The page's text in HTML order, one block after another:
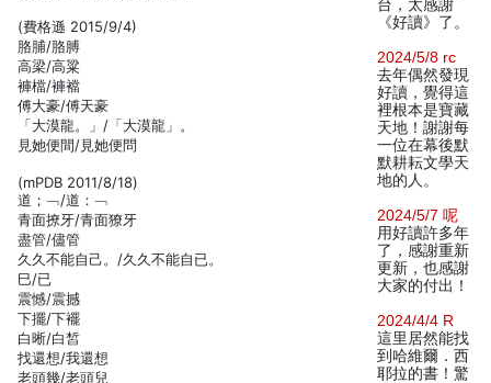
(費格遜 2015/9/4)
胳脯/胳膊
高梁/高粱
褲檔/褲襠
傅大豪/傅天豪
「大漠龍。」/「大漠龍」。
見她便間/見她便問
(mPDB 2011/8/18)
道；﹁/道：﹁
青面撩牙/青面獠牙
盡管/儘管
久久不能自己。/久久不能自已。
巳/已
震憾/震撼
下擺/下襬
白晰/白皙
找還想/我還想
老頭幾/老頭兒
台，太感謝
《好讀》了。
2024/5/8 rc
去年偶然發現
好讀，覺得這
裡根本是寶藏
天地！謝謝每
一位在幕後默
默耕耘文學天
地的人。
2024/5/7 呢
用好讀許多年
了，感謝重新
更新，也感謝
大家的付出！
2024/4/4 R
這里居然能找
到哈維爾．西
耶拉的書！驚